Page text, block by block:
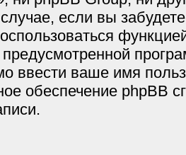
если вы
предусмотренной
ввести ваше имя
обеспечение phpBB